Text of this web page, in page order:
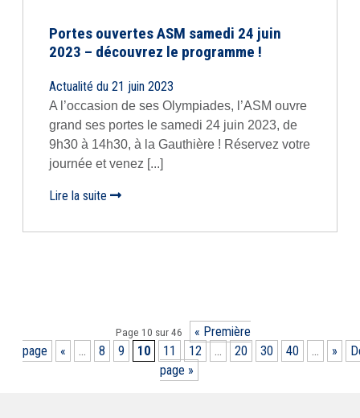
Portes ouvertes ASM samedi 24 juin
2023 – découvrez le programme !
Actualité du 21 juin 2023
A l’occasion de ses Olympiades, l’ASM ouvre
grand ses portes le samedi 24 juin 2023, de
9h30 à 14h30, à la Gauthière ! Réservez votre
journée et venez [...]
Lire la suite
Page 10 sur 46
« Première
page
« ... 8 9 10 11 12 ... 20 30 40 ... »
page »